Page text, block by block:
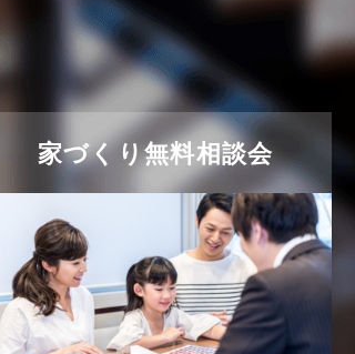
家づくり無料相談会